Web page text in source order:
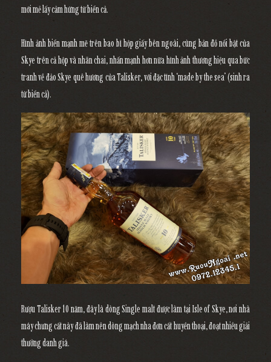
mới mẻ lấy cảm hứng từ biển cả.
Hình ảnh biển mạnh mẽ trên bao bì hộp giấy bên ngoài, cùng bản đồ nổi bật của
Skye trên cả hộp và nhãn chai, nhấn mạnh hơn nữa hình ảnh thương hiệu qua bức
tranh về đảo Skye quê hương của Talisker, với đặc tính ‘made by the sea’ (sinh ra
từ biển cả).
Rượu Talisker 10 năm, đây là dòng Single malt được làm tại Isle of Skye, nơi nhà
máy chưng cất này đã làm nên dòng mạch nha đơn cất huyền thoại, đoạt nhiều giải
thưởng danh giá.